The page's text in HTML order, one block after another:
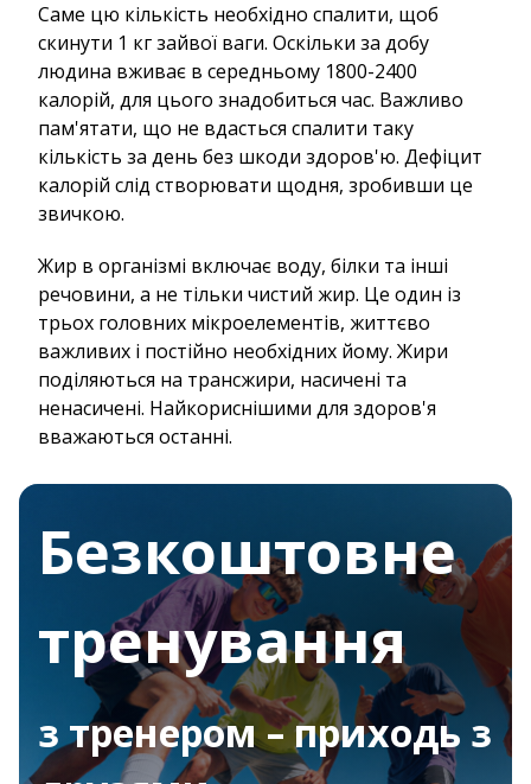
Саме цю кількість необхідно спалити, щоб
скинути 1 кг зайвої ваги. Оскільки за добу
людина вживає в середньому 1800-2400
калорій, для цього знадобиться час. Важливо
пам'ятати, що не вдасться спалити таку
кількість за день без шкоди здоров'ю. Дефіцит
калорій слід створювати щодня, зробивши це
звичкою.
Жир в організмі включає воду, білки та інші
речовини, а не тільки чистий жир. Це один із
трьох головних мікроелементів, життєво
важливих і постійно необхідних йому. Жири
поділяються на трансжири, насичені та
ненасичені. Найкориснішими для здоров'я
вважаються останні.
Безкоштовне
тренування
з тренером – приходь з